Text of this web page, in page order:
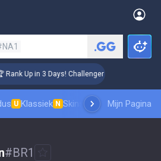
Up in 3 Days! Challenger Coaching
U Klassiek N SkinsranglijstMijn Pagina
#BR1